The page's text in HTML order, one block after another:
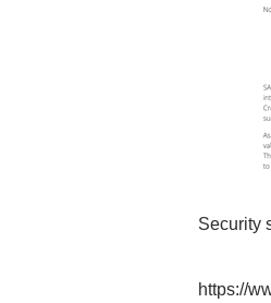
Security
https://